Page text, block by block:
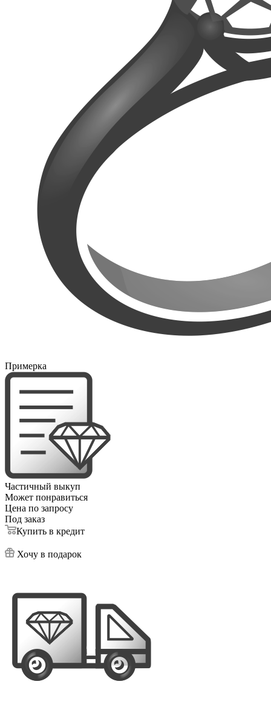
Примерка
Частичный выкуп
Может понравиться
Цена по запросу
Под заказ
Купить в кредит
Хочу в подарок